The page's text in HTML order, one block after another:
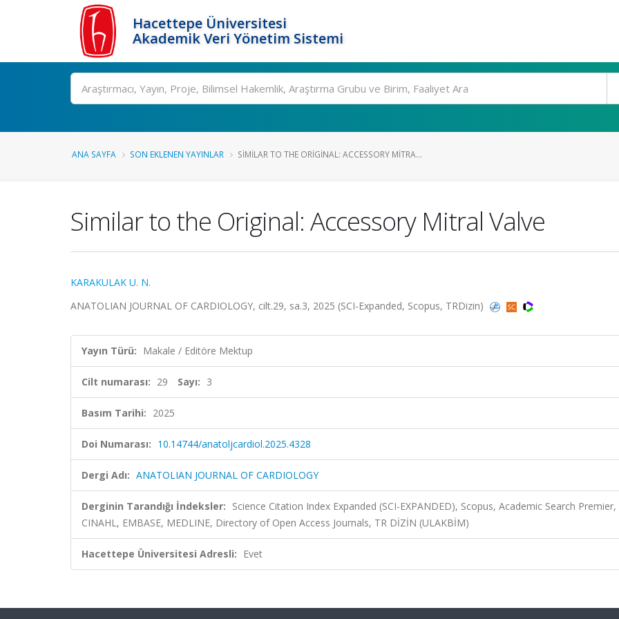
Hacettepe Üniversitesi
Akademik Veri Yönetim Sistemi
Ara
ANA SAYFA SON EKLENEN YAYINLAR SIMILAR TO THE ORIGINAL: ACCESSORY MITRA...
Similar to the Original: Accessory Mitral Valve
KARAKULAK U. N.
ANATOLIAN JOURNAL OF CARDIOLOGY, cilt.29, sa.3, 2025 (SCI-Expanded, Scopus, TRDizin)
Yayın Türü: Makale / Editöre Mektup
Cilt numarası: 29 Sayı: 3
Basım Tarihi: 2025
Doi Numarası: 10.14744/anatoljcardiol.2025.4328
Dergi Adı: ANATOLIAN JOURNAL OF CARDIOLOGY
Derginin Tarandığı İndeksler: Science Citation Index Expanded (SCI-EXPANDED), Scopus, Academic Search Premier,
CINAHL, EMBASE, MEDLINE, Directory of Open Access Journals, TR DİZİN (ULAKBİM)
Hacettepe Üniversitesi Adresli: Evet